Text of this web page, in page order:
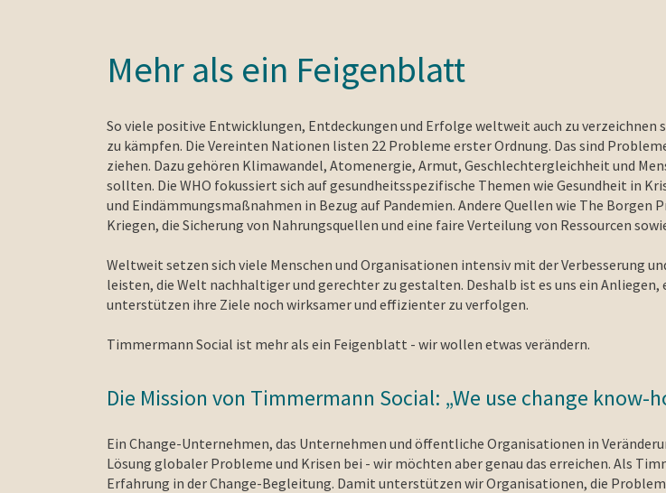
Mehr als ein Feigenblatt
So viele positive Entwicklungen, Entdeckungen und Erfolge weltweit auch zu
zu kämpfen. Die Vereinten Nationen listen 22 Probleme erster Ordnung. Das sind
ziehen. Dazu gehören Klimawandel, Atomenergie, Armut, Geschlechtergleichheit und
sollten. Die WHO fokussiert sich auf gesundheitsspezifische Themen wie Gesundheit in
und Eindämmungsmaßnahmen in Bezug auf Pandemien. Andere Quellen wie The
Kriegen, die Sicherung von Nahrungsquellen und eine faire Verteilung von Ressourcen
Weltweit setzen sich viele Menschen und Organisationen intensiv mit der Verbesserung
leisten, die Welt nachhaltiger und gerechter zu gestalten. Deshalb ist es uns ein
unterstützen ihre Ziele noch wirksamer und effizienter zu verfolgen.
Timmermann Social ist mehr als ein Feigenblatt - wir wollen etwas verändern.
Die Mission von Timmermann Social: „We use change
Ein Change-Unternehmen, das Unternehmen und öffentliche Organisationen in
Lösung globaler Probleme und Krisen bei - wir möchten aber genau das erreichen. Als
Erfahrung in der Change-Begleitung. Damit unterstützen wir Organisationen, die